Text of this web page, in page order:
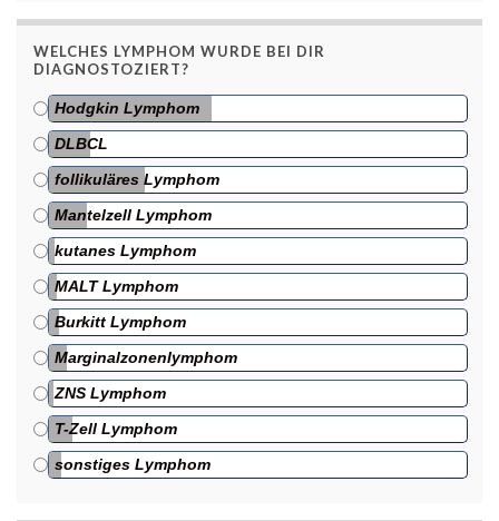
WELCHES LYMPHOM WURDE BEI DIR
DIAGNOSTOZIERT?
Hodgkin Lymphom
DLBCL
follikuläres Lymphom
Mantelzell Lymphom
kutanes Lymphom
MALT Lymphom
Burkitt Lymphom
Marginalzonenlymphom
ZNS Lymphom
T-Zell Lymphom
sonstiges Lymphom